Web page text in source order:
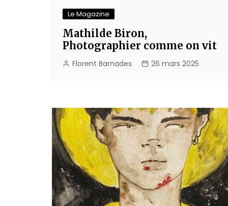
Le Magazine
Mathilde Biron,
Photographier comme on vit
Florent Barnades 26 mars 2025